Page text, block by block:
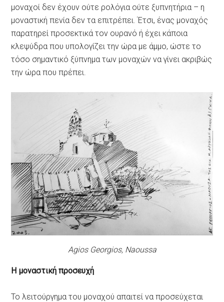
μοναχοί δεν έχουν ούτε ρολόγια ούτε ξυπνητήρια – η
μοναστική πενία δεν τα επιτρέπει. Έτσι, ένας μοναχός
παρατηρεί προσεκτικά τον ουρανό ή έχει κάποια
κλεψύδρα που υπολογίζει την ώρα με άμμο, ώστε το
τόσο σημαντικό ξύπνημα των μοναχών να γίνει ακριβώς
την ώρα που πρέπει.
Agios Georgios, Naoussa
Η μοναστική προσευχή
Το λειτούργημα του μοναχού απαιτεί να προσεύχεται